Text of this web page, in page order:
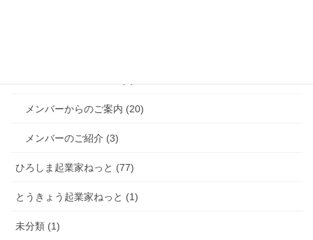
メンバーからのご案内 (20)
メンバーのご紹介 (3)
ひろしま起業家ねっと (77)
とうきょう起業家ねっと (1)
未分類 (1)